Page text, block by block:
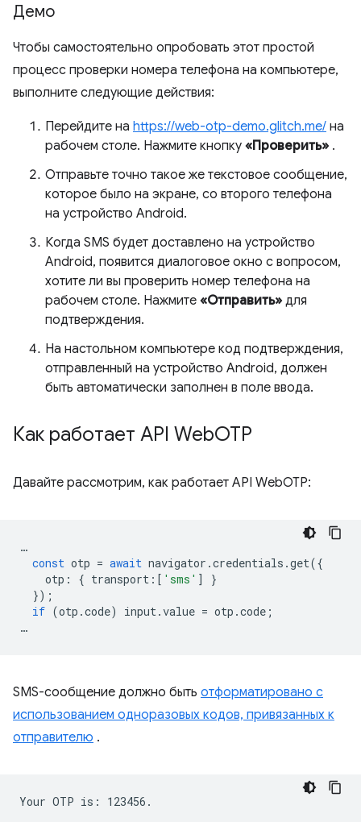
Демо
Чтобы самостоятельно опробовать этот простой
процесс проверки номера телефона на компьютере,
выполните следующие действия:
Перейдите на https://web-otp-demo.glitch.me/ на
рабочем столе. Нажмите кнопку «Проверить» .
Отправьте точно такое же текстовое сообщение,
которое было на экране, со второго телефона
на устройство Android.
Когда SMS будет доставлено на устройство
Android, появится диалоговое окно с вопросом,
хотите ли вы проверить номер телефона на
рабочем столе. Нажмите «Отправить» для
подтверждения.
На настольном компьютере код подтверждения,
отправленный на устройство Android, должен
быть автоматически заполнен в поле ввода.
Как работает API WebOTP
Давайте рассмотрим, как работает API WebOTP:
…
const otp = await navigator .credentials .get({
otp : { transport : [ 'sms' ]
}
});
if (otp .code) input .value = otp .code ;
…
SMS-сообщение должно быть отформатировано с
использованием одноразовых кодов, привязанных к
отправителю .
Your OTP is: 123456.